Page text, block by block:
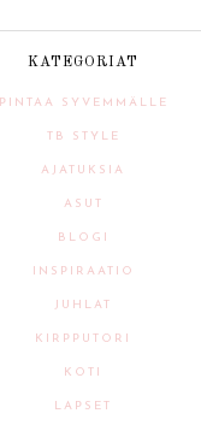
KATEGORIAT
PINTAA SYVEMMÄLLE
TB STYLE
AJATUKSIA
ASUT
BLOGI
INSPIRAATIO
JUHLAT
KIRPPUTORI
KOTI
LAPSET